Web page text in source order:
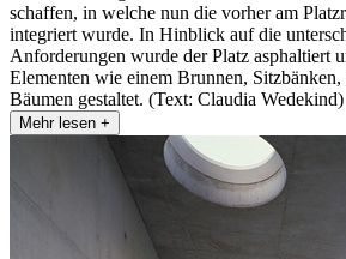
schaffen, in welche nun die vorher am
integriert wurde. In Hinblick auf die
Anforderungen wurde der Platz asphaltiert
Elementen wie einem Brunnen,
Bäumen gestaltet. (Text: Claudia Wedekind)
Mehr lesen +